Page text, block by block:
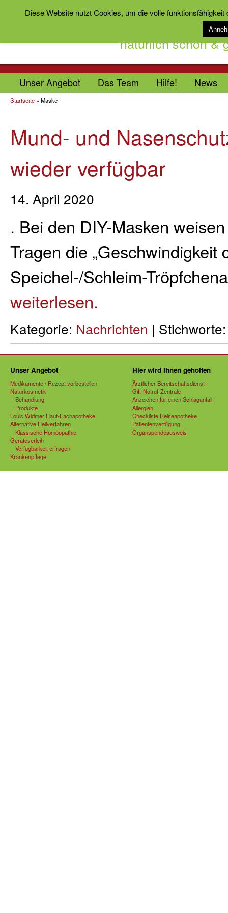
natürlich schön &
Unser Angebot Das Team Hilfe! News
Startseite » Maske
Mund- und
wieder verfügbar
14. April 2020
. Bei den DIY-Masken
Tragen die „Geschwindigkeit
Speichel-/Schleim-
weiterlesen.
Kategorie: Nachrichten |
Unser Angebot
Medikamente / Rezept vorbestellen
Naturkosmetik
Behandlung
Produkte
Louis Widmer Haut-Fachapotheke
Alternative Heilverfahren
Klassische Homöopathie
Geräteverleih
Verfügbarkeit erfragen
Krankenpflege
Hier wird Ihnen geholfen
Ärztlicher Bereitschaftsdienst
Gift-Notruf-Zentrale
Anzeichen für einen Schlaganfall
Allergien
Checkliste Reiseapotheke
Patientenverfügung
Organspendeausweis
Diese Website nutzt Cookies, um die volle